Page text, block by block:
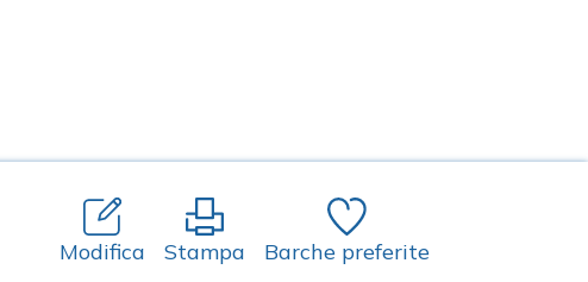
Modifica Stampa Barche preferite